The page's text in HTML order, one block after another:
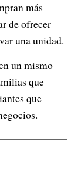
más
de ofrecer
una unidad.
un mismo
que
que